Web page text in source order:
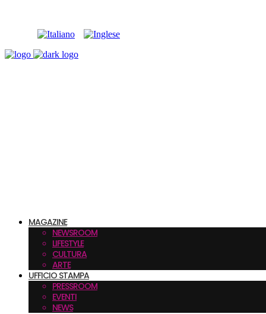
MAGAZINE
NEWSROOM
LIFESTYLE
CULTURA
ARTE
UFFICIO STAMPA
PRESSROOM
EVENTI
NEWS